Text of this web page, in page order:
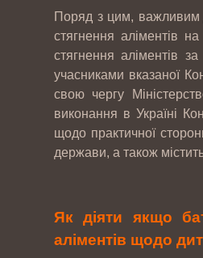
Поряд з цим, важливим
стягнення аліментів
стягнення аліментів
учасниками вказаної
свою чергу
виконання в Україні
щодо практичної
держави, а також
Як діяти якщо
аліментів щодо